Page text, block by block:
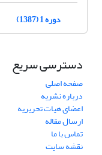
دوره 1 (1387)
دسترسی سریع
صفحه اصلی
درباره نشریه
اعضای هیات تحریریه
ارسال مقاله
تماس با ما
نقشه سایت